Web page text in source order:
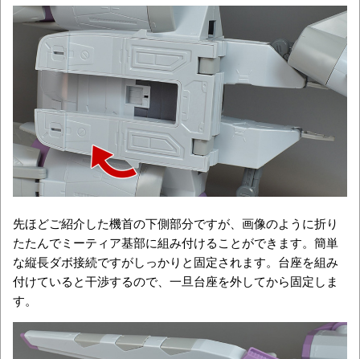
先ほどご紹介した機首の下側部分ですが、画像のように折り
たたんでミーティア基部に組み付けることができます。簡単
な縦長ダボ接続ですがしっかりと固定されます。台座を組み
付けていると干渉するので、一旦台座を外してから固定しま
す。